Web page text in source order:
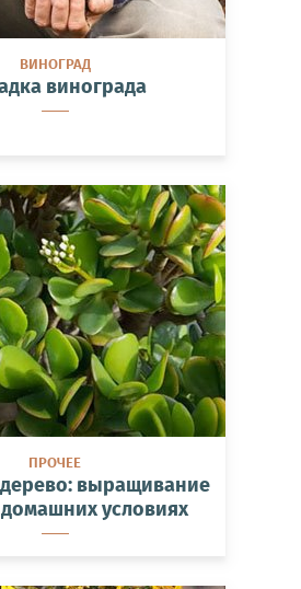
ВИНОГРАД
винограда
ПРОЧЕЕ
выращивание
домашних условиях